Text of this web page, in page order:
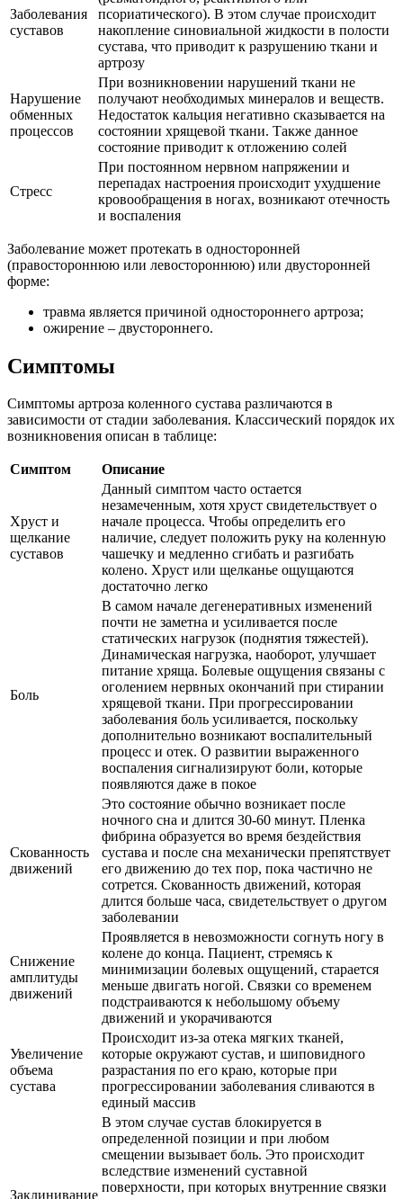
Заболевания
суставов
псориатического). В этом случае происходит
накопление синовиальной жидкости в полости
сустава, что приводит к разрушению ткани и
артрозу
Нарушение
обменных
процессов
При возникновении нарушений ткани не
получают необходимых минералов и веществ.
Недостаток кальция негативно сказывается на
состоянии хрящевой ткани. Также данное
состояние приводит к отложению солей
Стресс
При постоянном нервном напряжении и
перепадах настроения происходит ухудшение
кровообращения в ногах, возникают отечность
и воспаления
Заболевание может протекать в односторонней
(правостороннюю или левостороннюю) или двусторонней
форме:
травма является причиной одностороннего артроза;
ожирение – двустороннего.
Симптомы
Симптомы артроза коленного сустава различаются в
зависимости от стадии заболевания. Классический порядок их
возникновения описан в таблице:
Симптом Описание
Хруст и
щелкание
суставов
Данный симптом часто остается
незамеченным, хотя хруст свидетельствует о
начале процесса. Чтобы определить его
наличие, следует положить руку на коленную
чашечку и медленно сгибать и разгибать
колено. Хруст или щелканье ощущаются
достаточно легко
Боль
В самом начале дегенеративных изменений
почти не заметна и усиливается после
статических нагрузок (поднятия тяжестей).
Динамическая нагрузка, наоборот, улучшает
питание хряща. Болевые ощущения связаны с
оголением нервных окончаний при стирании
хрящевой ткани. При прогрессировании
заболевания боль усиливается, поскольку
дополнительно возникают воспалительный
процесс и отек. О развитии выраженного
воспаления сигнализируют боли, которые
появляются даже в покое
Скованность
движений
Это состояние обычно возникает после
ночного сна и длится 30-60 минут. Пленка
фибрина образуется во время бездействия
сустава и после сна механически препятствует
его движению до тех пор, пока частично не
сотрется. Скованность движений, которая
длится больше часа, свидетельствует о другом
заболевании
Снижение
амплитуды
движений
Проявляется в невозможности согнуть ногу в
колене до конца. Пациент, стремясь к
минимизации болевых ощущений, старается
меньше двигать ногой. Связки со временем
подстраиваются к небольшому объему
движений и укорачиваются
Увеличение
объема
сустава
Происходит из-за отека мягких тканей,
которые окружают сустав, и шиповидного
разрастания по его краю, которые при
прогрессировании заболевания сливаются в
единый массив
Заклинивание
В этом случае сустав блокируется в
определенной позиции и при любом
смещении вызывает боль. Это происходит
вследствие изменений суставной
поверхности, при которых внутренние связки